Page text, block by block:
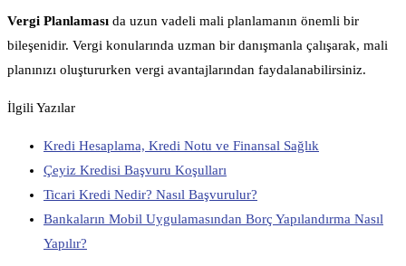
Vergi Planlaması da uzun vadeli mali planlamanın önemli bir
bileşenidir. Vergi konularında uzman bir danışmanla çalışarak, mali
planınızı oluştururken vergi avantajlarından faydalanabilirsiniz.
İlgili Yazılar
Kredi Hesaplama, Kredi Notu ve Finansal Sağlık
Çeyiz Kredisi Başvuru Koşulları
Ticari Kredi Nedir? Nasıl Başvurulur?
Bankaların Mobil Uygulamasından Borç Yapılandırma Nasıl
Yapılır?